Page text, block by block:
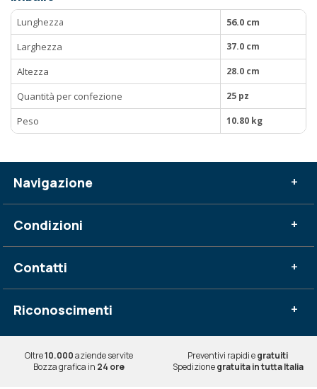
Lunghezza
56.0 cm
Larghezza
37.0 cm
Altezza 28.0 cm
Quantità per confezione 25 pz
Peso 10.80 kg
Navigazione +
Condizioni +
Contatti +
Riconoscimenti +
Oltre10.000aziende servite Preventivi rapidi egratuiti
Bozza grafica in 24 ore Spedizionegratuita in tutta Italia